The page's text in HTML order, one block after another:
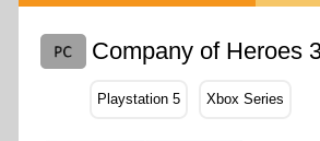
Company of Heroes
Playstation 5 Xbox Series